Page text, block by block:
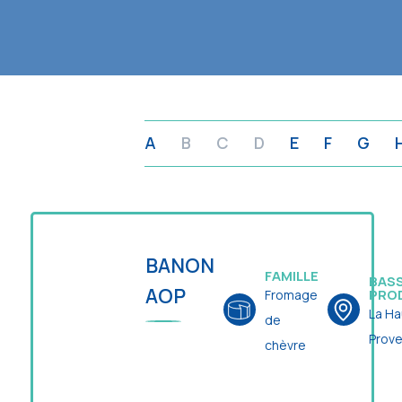
A B C D E F G
BANON
AOP
FAMILLE
Fromage
de
chèvre
La